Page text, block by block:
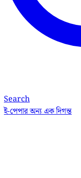
Search
ই-পেপারঅন্য এক দিগন্ত